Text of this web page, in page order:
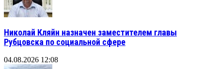
Николай Кляйн назначен заместителем главы
Рубцовска по социальной сфере
04.08.2026 12:08